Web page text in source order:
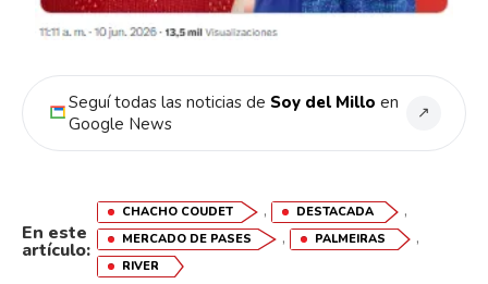
Seguí todas las noticias de Soy del Millo en
Google News
↗
En este
artículo:
CHACHO COUDET , DESTACADA ,
MERCADO DE PASES , PALMEIRAS ,
RIVER